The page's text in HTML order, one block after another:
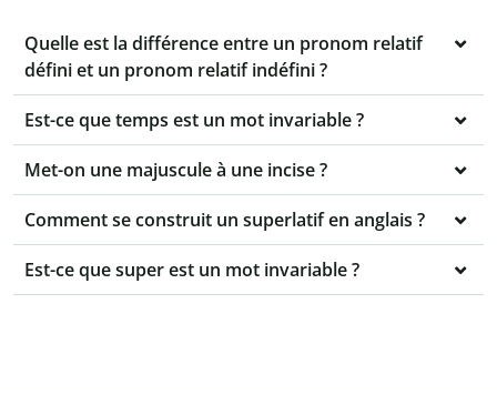
Quelle est la différence entre un pronom relatif
défini et un pronom relatif indéfini ?
Est-ce que temps est un mot invariable ?
Met-on une majuscule à une incise ?
Comment se construit un superlatif en anglais ?
Est-ce que super est un mot invariable ?